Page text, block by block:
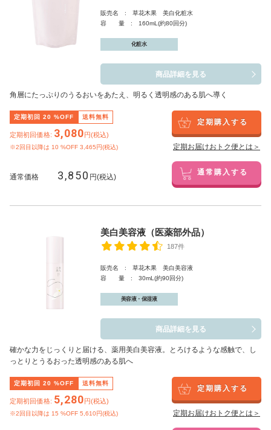
販売名 : 草花木果 美白化粧水
容 量 : 160mL(約80回分)
化粧水
商品詳細を見る
角層にたっぷりのうるおいをあたえ、明るく透明感のある肌へ導く
定期初回 20 %OFF 送料無料
定期初回価格: 3,080円(税込)
※2回目以降は 10 %OFF 3,465円(税込)
定期購入する
定期お届けおトク便とは＞
通常価格 3,850 円(税込) 通常購入する
美白美容液（医薬部外品）
187件
販売名 : 草花木果 美白美容液
容 量 : 30mL(約90回分)
美容液・保湿液
商品詳細を見る
確かな力をじっくりと届ける、薬用美白美容液。とろけるような感触で、し
っとりとうるおった透明感のある肌へ
定期初回 20 %OFF 送料無料
定期初回価格: 5,280円(税込)
※2回目以降は 15 %OFF 5,610円(税込)
定期購入する
定期お届けおトク便とは＞